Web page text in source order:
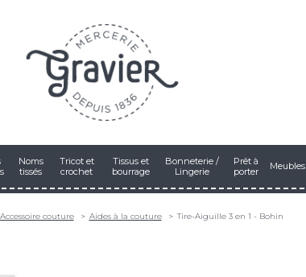
Noms
tissés
Tricot et
crochet
Tissus et
bourrage
Bonneterie /
Lingerie
Prêt à
porter
Meubles
Accessoire couture Aides à la couture Tire-Aiguille 3 en 1 - Bohin